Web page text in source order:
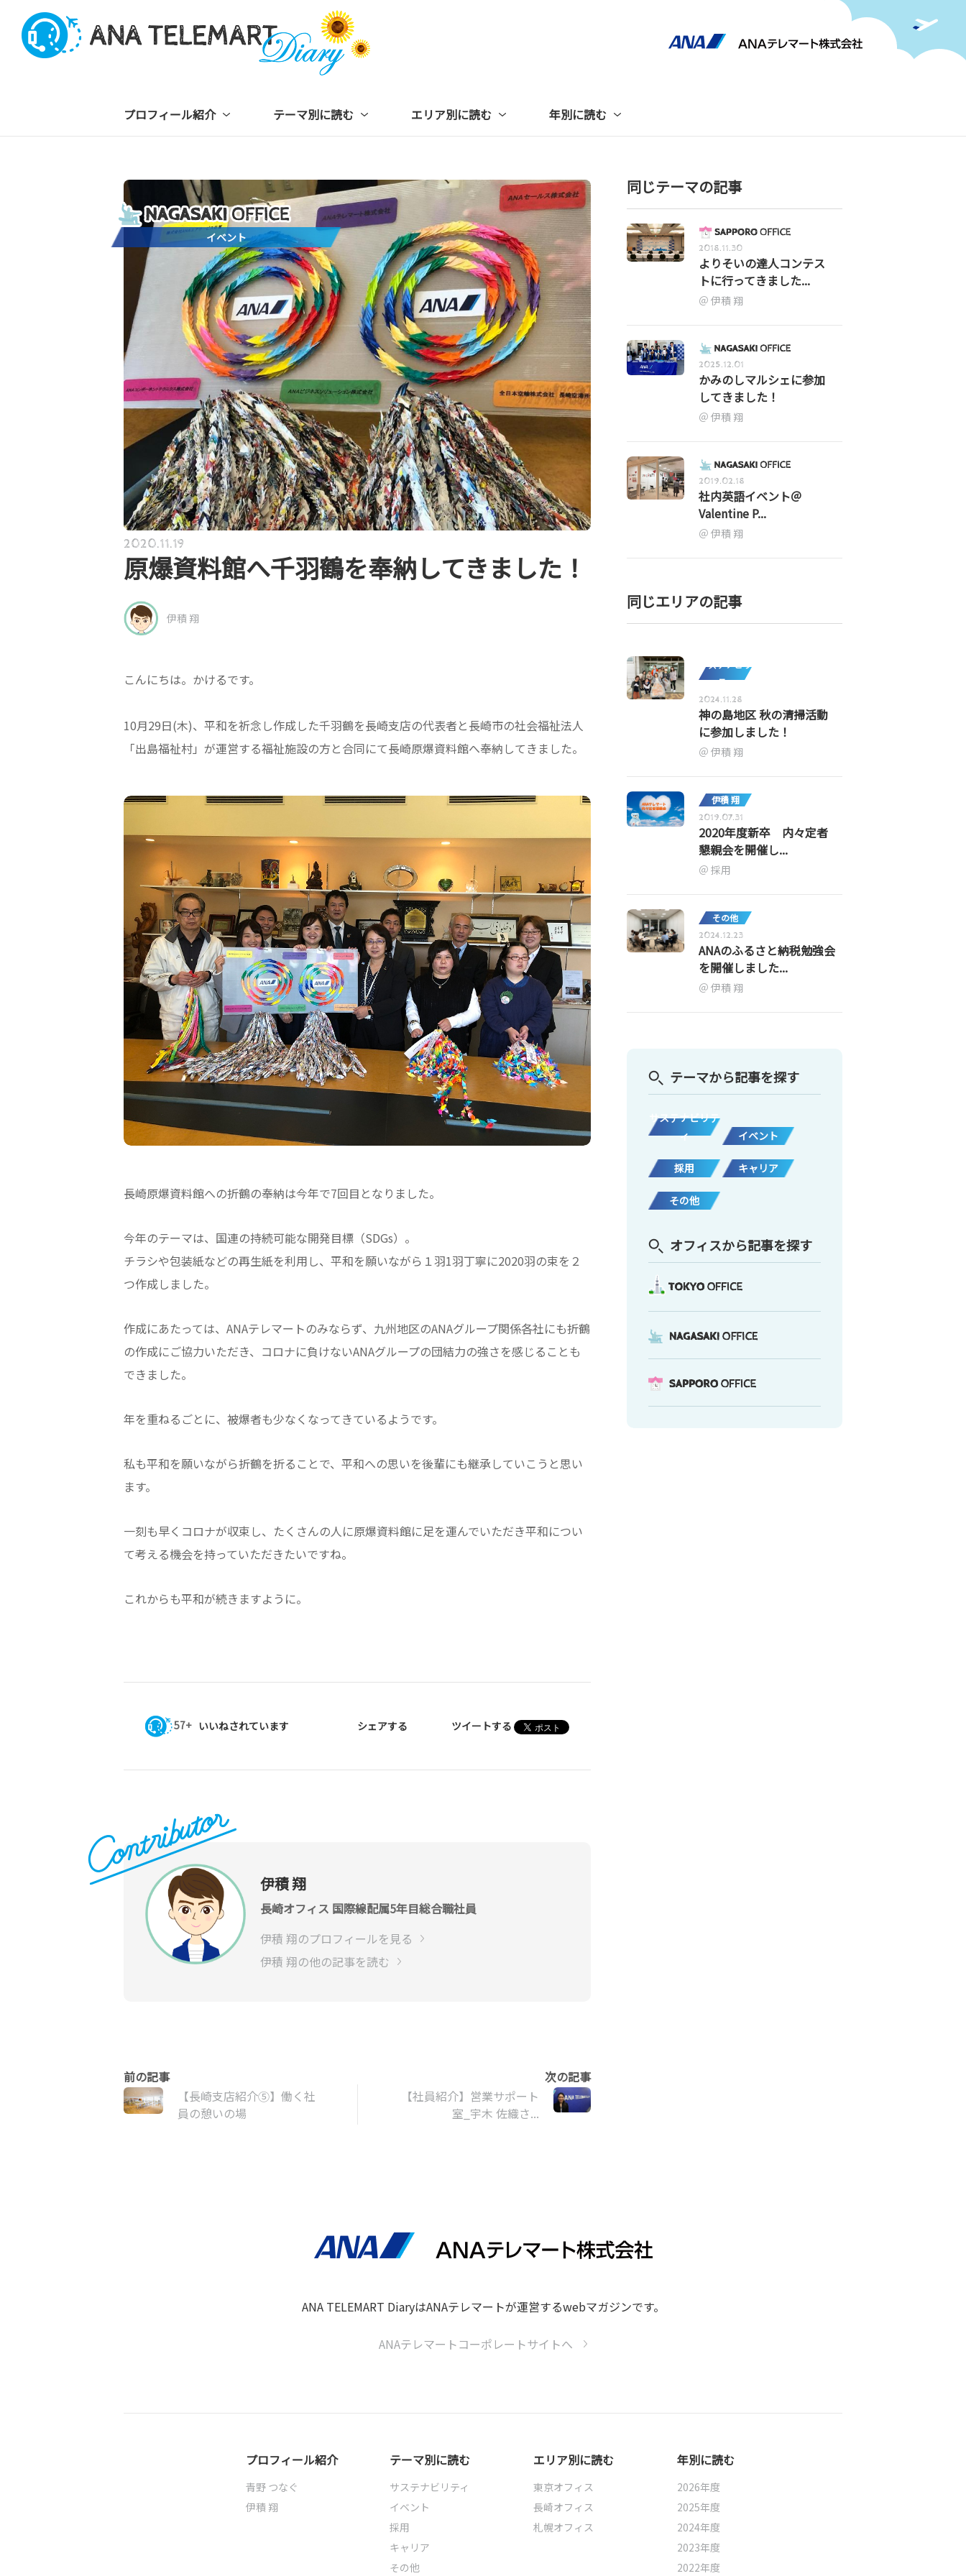
プロフィール紹介 テーマ別に読む エリア別に読む 年別に読む
イベント
2020.11.19
原爆資料館へ千羽鶴を奉納してきました！
伊積 翔
こんにちは。かけるです。
10月29日(木)、平和を祈念し作成した千羽鶴を長崎支店の代表者と長崎市の社会福祉法人
「出島福祉村」が運営する福祉施設の方と合同にて長崎原爆資料館へ奉納してきました。
長崎原爆資料館への折鶴の奉納は今年で7回目となりました。
今年のテーマは、国連の持続可能な開発目標（SDGs）。
チラシや包装紙などの再生紙を利用し、平和を願いながら１羽1羽丁寧に2020羽の束を２
つ作成しました。
作成にあたっては、ANAテレマートのみならず、九州地区のANAグループ関係各社にも折鶴
の作成にご協力いただき、コロナに負けないANAグループの団結力の強さを感じることも
できました。
年を重ねるごとに、被爆者も少なくなってきているようです。
私も平和を願いながら折鶴を折ることで、平和への思いを後輩にも継承していこうと思い
ます。
一刻も早くコロナが収束し、たくさんの人に原爆資料館に足を運んでいただき平和につい
て考える機会を持っていただきたいですね。
これからも平和が続きますように。
57+ いいねされています シェアする ツイートする
伊積 翔
長崎オフィス 国際線配属5年目総合職社員
伊積 翔のプロフィールを見る
伊積 翔の他の記事を読む
【長崎支店紹介⑤】働く社
員の憩いの場
【社員紹介】営業サポート
室_宇木 佐織さ...
同じテーマの記事
2018.11.30
よりそいの達人コンテス
トに行ってきました...
伊積 翔
2025.12.01
かみのしマルシェに参加
してきました！
伊積 翔
2019.02.18
社内英語イベント＠
Valentine P...
伊積 翔
同じエリアの記事
サステナビリ
ティ
2024.11.28
神の島地区 秋の清掃活動
に参加しました！
伊積 翔
伊積 翔
2019.07.31
2020年度新卒 内々定者
懇親会を開催し...
採用
その他
2024.12.23
ANAのふるさと納税勉強会
を開催しました...
伊積 翔
テーマから記事を探す
サステナビリテ
ィ
イベント
採用 キャリア
その他
オフィスから記事を探す
ANA TELEMART DiaryはANAテレマートが運営するwebマガジンです。
ANAテレマートコーポレートサイトへ
プロフィール紹介
青野 つなぐ
伊積 翔
テーマ別に読む
サステナビリティ
イベント
採用
キャリア
その他
エリア別に読む
東京オフィス
長崎オフィス
札幌オフィス
年別に読む
2026年度
2025年度
2024年度
2023年度
2022年度